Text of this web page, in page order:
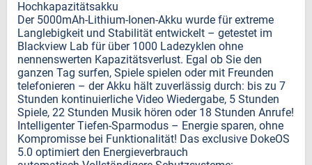
Hochkapazitätsakku
Der 5000mAh-Lithium-Ionen-Akku wurde für extreme
Langlebigkeit und Stabilität entwickelt – getestet im
Blackview Lab für über 1000 Ladezyklen ohne
nennenswerten Kapazitätsverlust. Egal ob Sie den
ganzen Tag surfen, Spiele spielen oder mit Freunden
telefonieren – der Akku hält zuverlässig durch: bis zu 7
Stunden kontinuierliche Video Wiedergabe, 5 Stunden
Spiele, 22 Stunden Musik hören oder 18 Stunden Anrufe!
Intelligenter Tiefen-Sparmodus – Energie sparen, ohne
Kompromisse bei Funktionalität! Das exclusive DokeOS
5.0 optimiert den Energieverbrauch